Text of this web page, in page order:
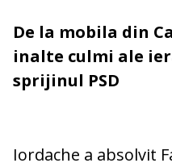
De la mobila din
inalte culmi ale
sprijinul PSD
Iordache a absolvit